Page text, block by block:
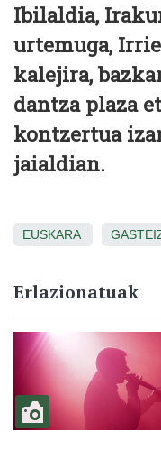
Ibilaldia,
urtemuga,
kalejira,
dantza plaza
kontzertua
jaialdian.
EUSKARA
Erlazionatuak